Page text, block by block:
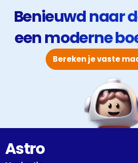
Benieuwd naar
een moderne
Bereken je vaste
Astro